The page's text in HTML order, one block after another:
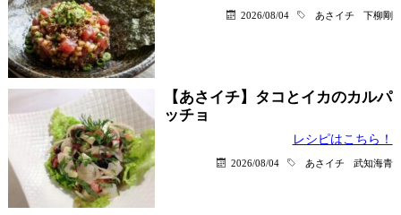
2026/08/04 あさイチ 下柳剛
【あさイチ】タコとイカのカルパ
ッチョ
レシピはこちら！
2026/08/04 あさイチ 武知海青